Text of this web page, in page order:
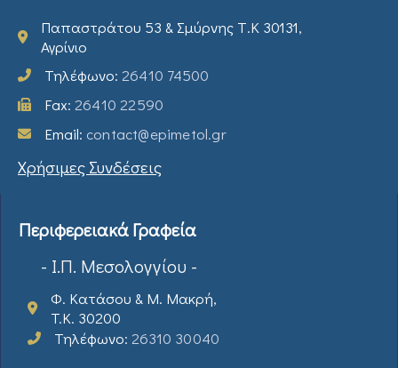
Παπαστράτου 53 & Σμύρνης Τ.Κ 30131,
Αγρίνιο
Τηλέφωνο: 26410 74500
Fax: 26410 22590
Email: contact@epimetol.gr
Χρήσιμες Συνδέσεις
Περιφερειακά Γραφεία
- Ι.Π. Μεσολογγίου -
Φ. Κατάσου & Μ. Μακρή,
T.K. 30200
Τηλέφωνο: 26310 30040